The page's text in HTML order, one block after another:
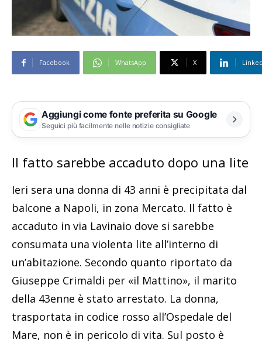
Facebook WhatsApp X
Aggiungi come fonte preferita su Google
Seguici più facilmente nelle notizie consigliate
Il fatto sarebbe accaduto dopo una lite
Ieri sera una donna di 43 anni è precipitata dal
balcone a Napoli, in zona Mercato. Il fatto è
accaduto in via Lavinaio dove si sarebbe
consumata una violenta lite all’interno di
un’abitazione. Secondo quanto riportato da
Giuseppe Crimaldi per «il Mattino», il marito
della 43enne è stato arrestato. La donna,
trasportata in codice rosso all’Ospedale del
Mare, non è in pericolo di vita. Sul posto è